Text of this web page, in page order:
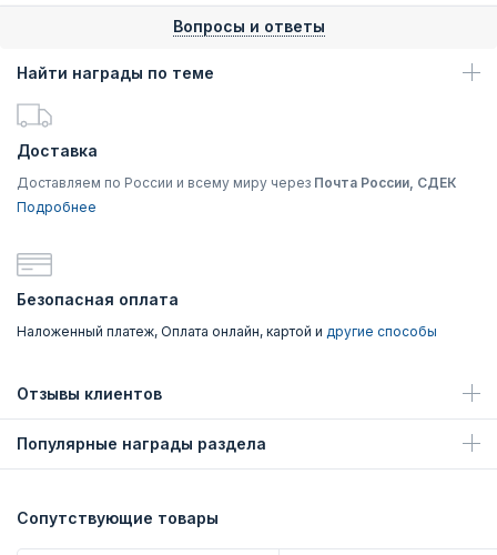
Вопросы и ответы
Найти награды по теме
Доставка
Доставляем по России и всему миру через Почта России, СДЕК
Подробнее
Безопасная оплата
Наложенный платеж, Оплата онлайн, картой и другие способы
Отзывы клиентов
Популярные награды раздела
Сопутствующие товары